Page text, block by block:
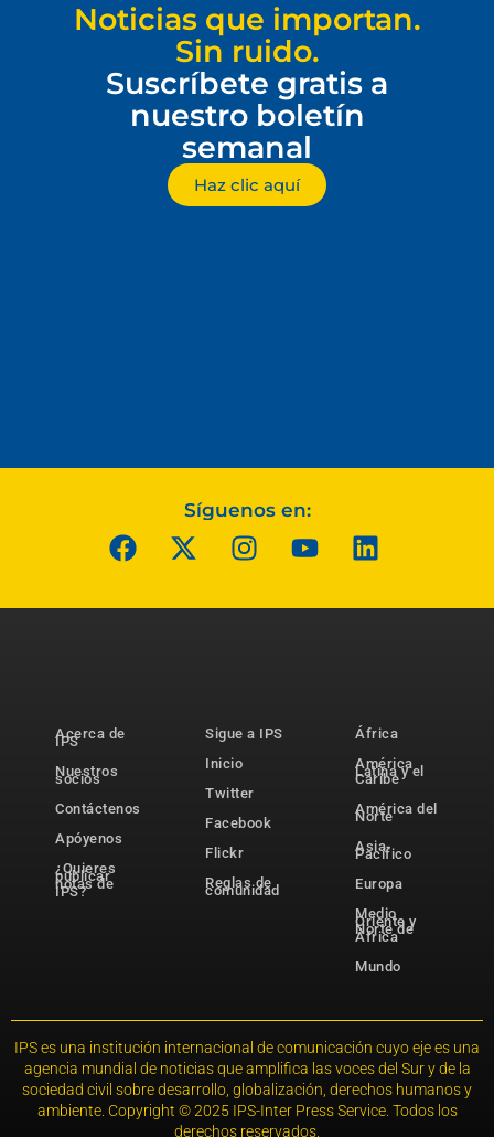
Noticias que importan.
Sin ruido.
Suscríbete gratis a
nuestro boletín
semanal
Haz clic aquí
Síguenos en:
Acerca de
IPS
Nuestros
socios
Contáctenos
Apóyenos
¿Quieres
publicar
notas de
IPS?
Sigue a IPS
Inicio
Twitter
Facebook
Flickr
Reglas de
comunidad
África
América
Latina y el
Caribe
América del
Norte
Asia-
Pacífico
Europa
Medio
Oriente y
Norte de
África
Mundo
IPS es una institución internacional de comunicación cuyo eje es una
agencia mundial de noticias que amplifica las voces del Sur y de la
sociedad civil sobre desarrollo, globalización, derechos humanos y
ambiente. Copyright © 2025 IPS-Inter Press Service. Todos los
derechos reservados.